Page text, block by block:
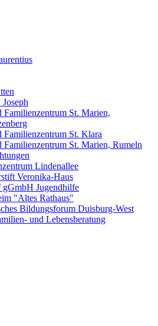
Familienzentrum St. Marien,
Familienzentrum St. Klara
Familienzentrum St. Marien, Rumeln
Lindenallee
Veronika-Haus
gGmbH Jugendhilfe
"Altes Rathaus"
Bildungsforum Duisburg-West
und Lebensberatung